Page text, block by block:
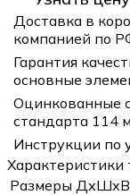
Доставка в
компанией по
Гарантия
основные
Оцинкованные
стандарта 114
Инструкции по
Характеристики
Размеры ДхШхВ